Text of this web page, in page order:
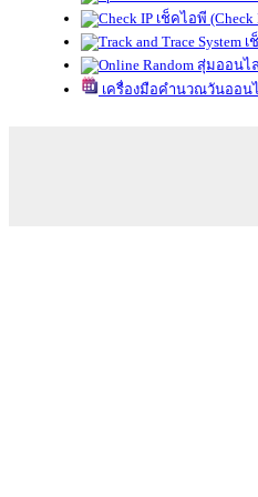
เช็คไอพี (Check
เ
สุ่มออนไ
เครื่องมือคำนวณวันออน